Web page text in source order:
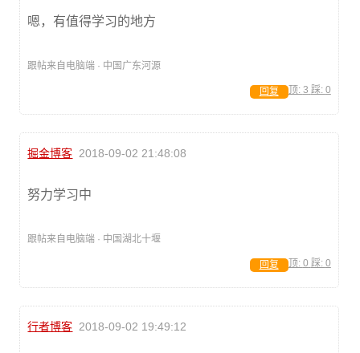
嗯，有值得学习的地方
跟帖来自电脑端 · 中国广东河源
顶: 3 踩: 0
回复
掘金博客 2018-09-02 21:48:08
努力学习中
跟帖来自电脑端 · 中国湖北十堰
顶: 0 踩: 0
回复
行者博客 2018-09-02 19:49:12